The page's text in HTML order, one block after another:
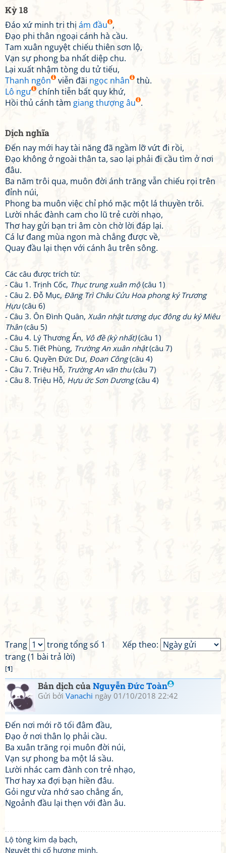
Kỳ 18
Đáo xứ minh tri thị ám đầu ,
Đạo phi thân ngoại cánh hà cầu.
Tam xuân nguyệt chiếu thiên sơn lộ,
Vạn sự phong ba nhất diệp chu.
Lại xuất nhậm tòng du tử tiếu,
Thanh ngôn
viễn đãi ngọc nhân
thù.
Lô ngư
chính tiễn bất quy khứ,
Hồi thủ cánh tàm giang thượng âu .
Dịch nghĩa
Đến nay mới hay tài năng đã ngầm lỡ vứt đi rồi,
Đạo không ở ngoài thân ta, sao lại phải đi cầu tìm ở nơi
đâu.
Ba năm trôi qua, muôn đời ánh trăng vẫn chiếu rọi trên
đỉnh núi,
Phong ba muôn việc chỉ phó mặc một lá thuyền trôi.
Lười nhác đành cam cho lũ trẻ cười nhạo,
Thơ hay gửi bạn tri âm còn chờ lời đáp lại.
Cá lư đang mùa ngon mà chẳng được về,
Quay đầu lại thẹn với cánh âu trên sông.
Các câu được trích từ:
- Câu 1. Trịnh Cốc, Thục trung xuân mộ(câu 1)
- Câu 2. Đỗ Mục, Đăng Trì Châu Cửu Hoa phong ký Trương
Hựu(câu 6)
- Câu 3. Ôn Đình Quân, Xuân nhật tương dục đông du ký Miêu
Thân(câu 5)
- Câu 4. Lý Thương Ẩn, Vô đề (kỳ nhất)(câu 1)
- Câu 5. Tiết Phùng, Trường An xuân nhật(câu 7)
- Câu 6. Quyền Đức Dư, Đoan Công(câu 4)
- Câu 7. Triệu Hỗ, Trường An vãn thu(câu 7)
- Câu 8. Triệu Hỗ, Hựu ức Sơn Dương(câu 4)
Xếp theo:
Trang
trong tổng số 1
trang (1 bài trả lời)
[1]
Bản dịch củaNguyễn Đức Toàn
Gửi bởi Vanachi ngày 01/10/2018 22:42
Đến nơi mới rõ tối đâm đầu,
Đạo ở nơi thân lọ phải cầu.
Ba xuân trăng rọi muôn đời núi,
Vạn sự phong ba một lá sầu.
Lười nhác cam đành con trẻ nhạo,
Thơ hay xa đợi bạn hiền đâu.
Gỏi ngư vừa nhớ sao chẳng ẩn,
Ngoảnh đầu lại thẹn với đàn âu.
Lộ tòng kim dạ bạch,
Nguyệt thị cố hương minh.